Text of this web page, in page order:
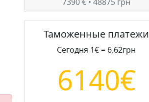
Таможенные платежи
Сегодня 1€ = 6.62грн
6140€